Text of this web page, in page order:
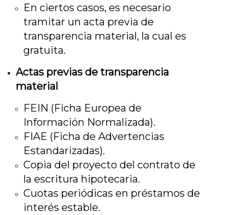
En ciertos casos, es necesario
tramitar un acta previa de
transparencia material, la cual es
gratuita.
Actas previas de transparencia
material
FEIN (Ficha Europea de
Información Normalizada).
FIAE (Ficha de Advertencias
Estandarizadas).
Copia del proyecto del contrato de
la escritura hipotecaria.
Cuotas periódicas en préstamos de
interés estable.